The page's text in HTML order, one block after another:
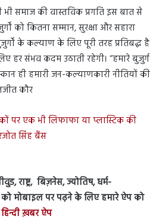
समाज की वास्तविक प्रगति इस बात से
को कितना सम्मान, सुरक्षा और सहारा
के कल्याण के लिए पूरी तरह प्रतिबद्ध है
हर संभव कदम उठाती रहेगी। “हमारे बुजुर्ग
ही हमारी जन-कल्याणकारी नीतियों की
कौर
पर एक भी लिफाफा या प्लास्टिक की
सिंह बैंस
राष्ट्र, बिज़नेस, ज्योतिष, धर्म-
मोबाइल पर पढ़ने के लिए हमारे ऐप को
हिन्दी ख़बर ऐप